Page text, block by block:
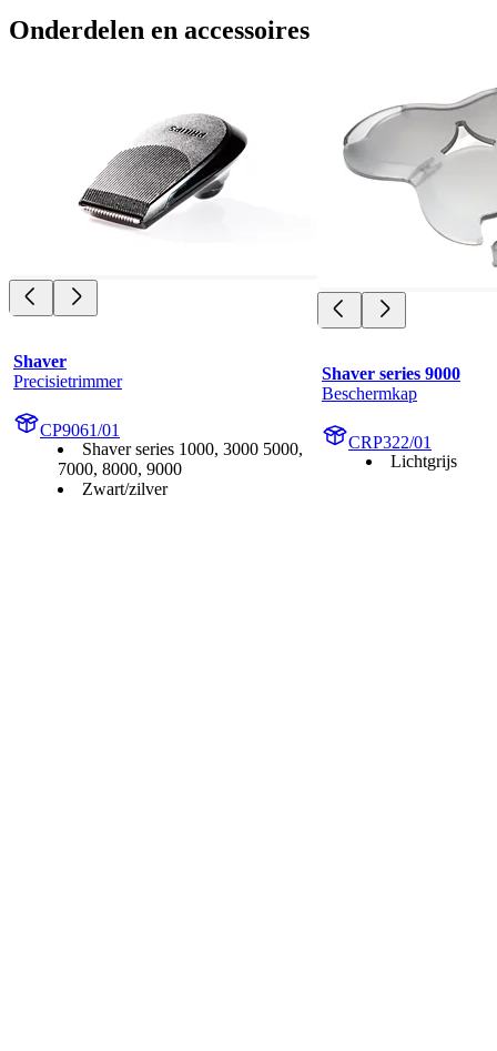
Onderdelen en accessoires
Shaver
Precisietrimmer
CP9061/01
Shaver series 1000, 3000 5000,
7000, 8000, 9000
Zwart/zilver
Shaver series 9000
Beschermkap
CRP322/01
Lichtgrijs